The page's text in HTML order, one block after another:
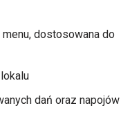
dostosowana do
dań oraz napojów